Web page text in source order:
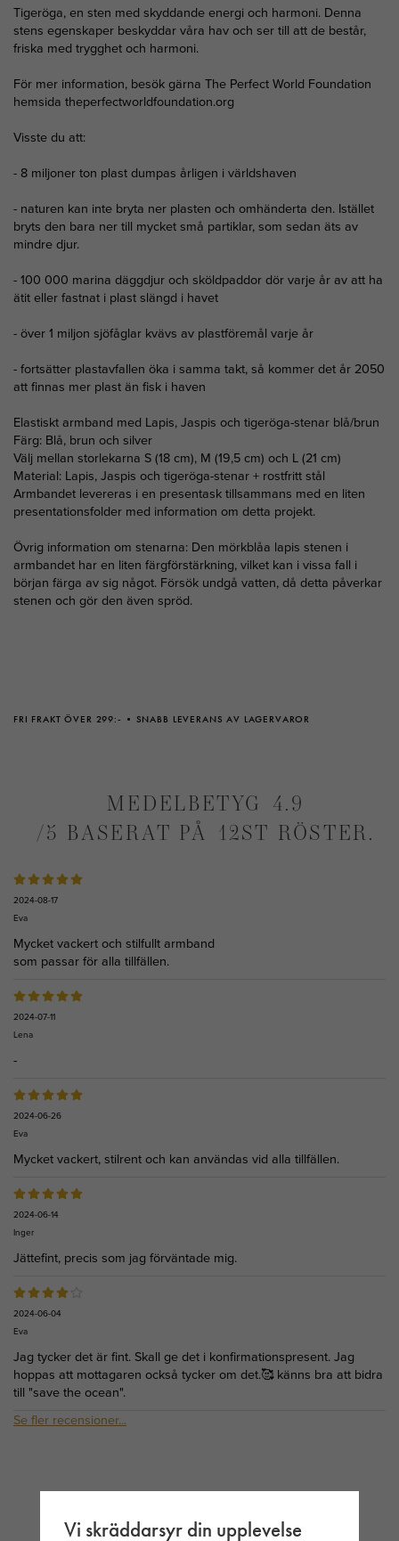
Tigeröga, en sten med skyddande energi och harmoni. Denna
stens egenskaper beskyddar våra hav och ser till att de består,
friska med trygghet och harmoni.
För mer information, besök gärna The Perfect World Foundation
hemsida theperfectworldfoundation.org
Visste du att:
- 8 miljoner ton plast dumpas årligen i världshaven
- naturen kan inte bryta ner plasten och omhänderta den. Istället
bryts den bara ner till mycket små partiklar, som sedan äts av
mindre djur.
- 100 000 marina däggdjur och sköldpaddor dör varje år av att ha
ätit eller fastnat i plast slängd i havet
- över 1 miljon sjöfåglar kvävs av plastföremål varje år
- fortsätter plastavfallen öka i samma takt, så kommer det år 2050
att finnas mer plast än fisk i haven
Elastiskt armband med Lapis, Jaspis och tigeröga-stenar blå/brun
Färg: Blå, brun och silver
Välj mellan storlekarna S (18 cm), M (19,5 cm) och L (21 cm)
Material: Lapis, Jaspis och tigeröga-stenar + rostfritt stål
Armbandet levereras i en presentask tillsammans med en liten
presentationsfolder med information om detta projekt.
Övrig information om stenarna: Den mörkblåa lapis stenen i
armbandet har en liten färgförstärkning, vilket kan i vissa fall i
början färga av sig något. Försök undgå vatten, då detta påverkar
stenen och gör den även spröd.
FRI FRAKT ÖVER 299:- SNABB LEVERANS AV LAGERVAROR
MEDELBETYG 4.9
/5 BASERAT PÅ
12ST RÖSTER.
2024-08-17
Eva
Mycket vackert och stilfullt armband
som passar för alla tillfällen.
2024-07-11
Lena
-
2024-06-26
Eva
Mycket vackert, stilrent och kan användas vid alla tillfällen.
2024-06-14
Inger
Jättefint, precis som jag förväntade mig.
2024-06-04
Eva
Jag tycker det är fint. Skall ge det i konfirmationspresent. Jag
hoppas att mottagaren också tycker om det.🥰 känns bra att bidra
till "save the ocean".
Se fler recensioner...
Vi skräddarsyr din upplevelse